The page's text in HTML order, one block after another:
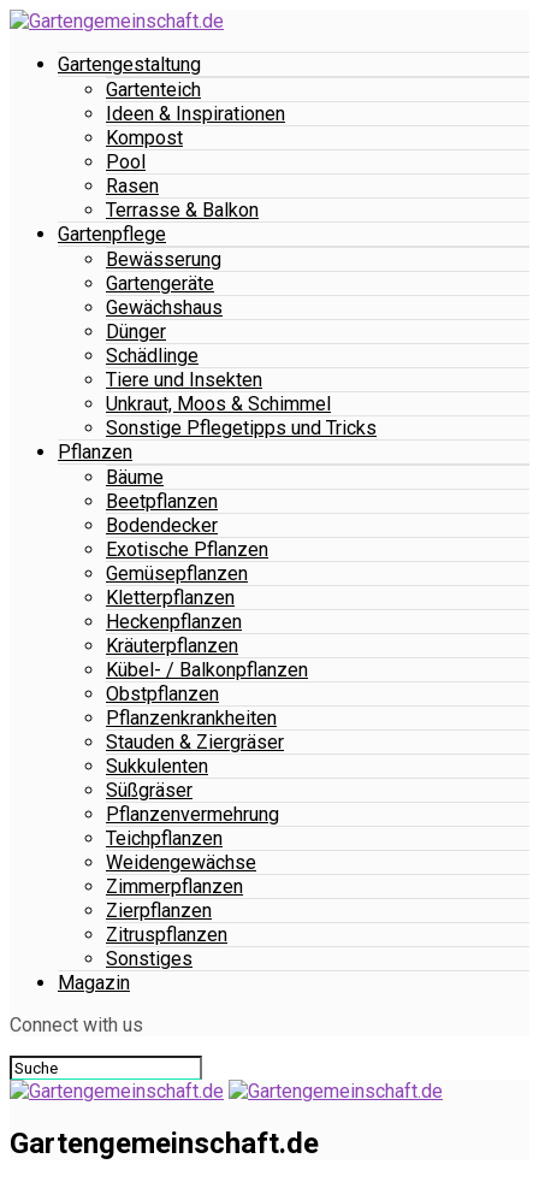
Gartengestaltung
Gartenteich
Ideen & Inspirationen
Kompost
Pool
Rasen
Terrasse & Balkon
Gartenpflege
Bewässerung
Gartengeräte
Gewächshaus
Dünger
Schädlinge
Tiere und Insekten
Unkraut, Moos & Schimmel
Sonstige Pflegetipps und Tricks
Pflanzen
Bäume
Beetpflanzen
Bodendecker
Exotische Pflanzen
Gemüsepflanzen
Kletterpflanzen
Heckenpflanzen
Kräuterpflanzen
Kübel- / Balkonpflanzen
Obstpflanzen
Pflanzenkrankheiten
Stauden & Ziergräser
Sukkulenten
Süßgräser
Pflanzenvermehrung
Teichpflanzen
Weidengewächse
Zimmerpflanzen
Zierpflanzen
Zitruspflanzen
Sonstiges
Magazin
Connect with us
Gartengemeinschaft.de